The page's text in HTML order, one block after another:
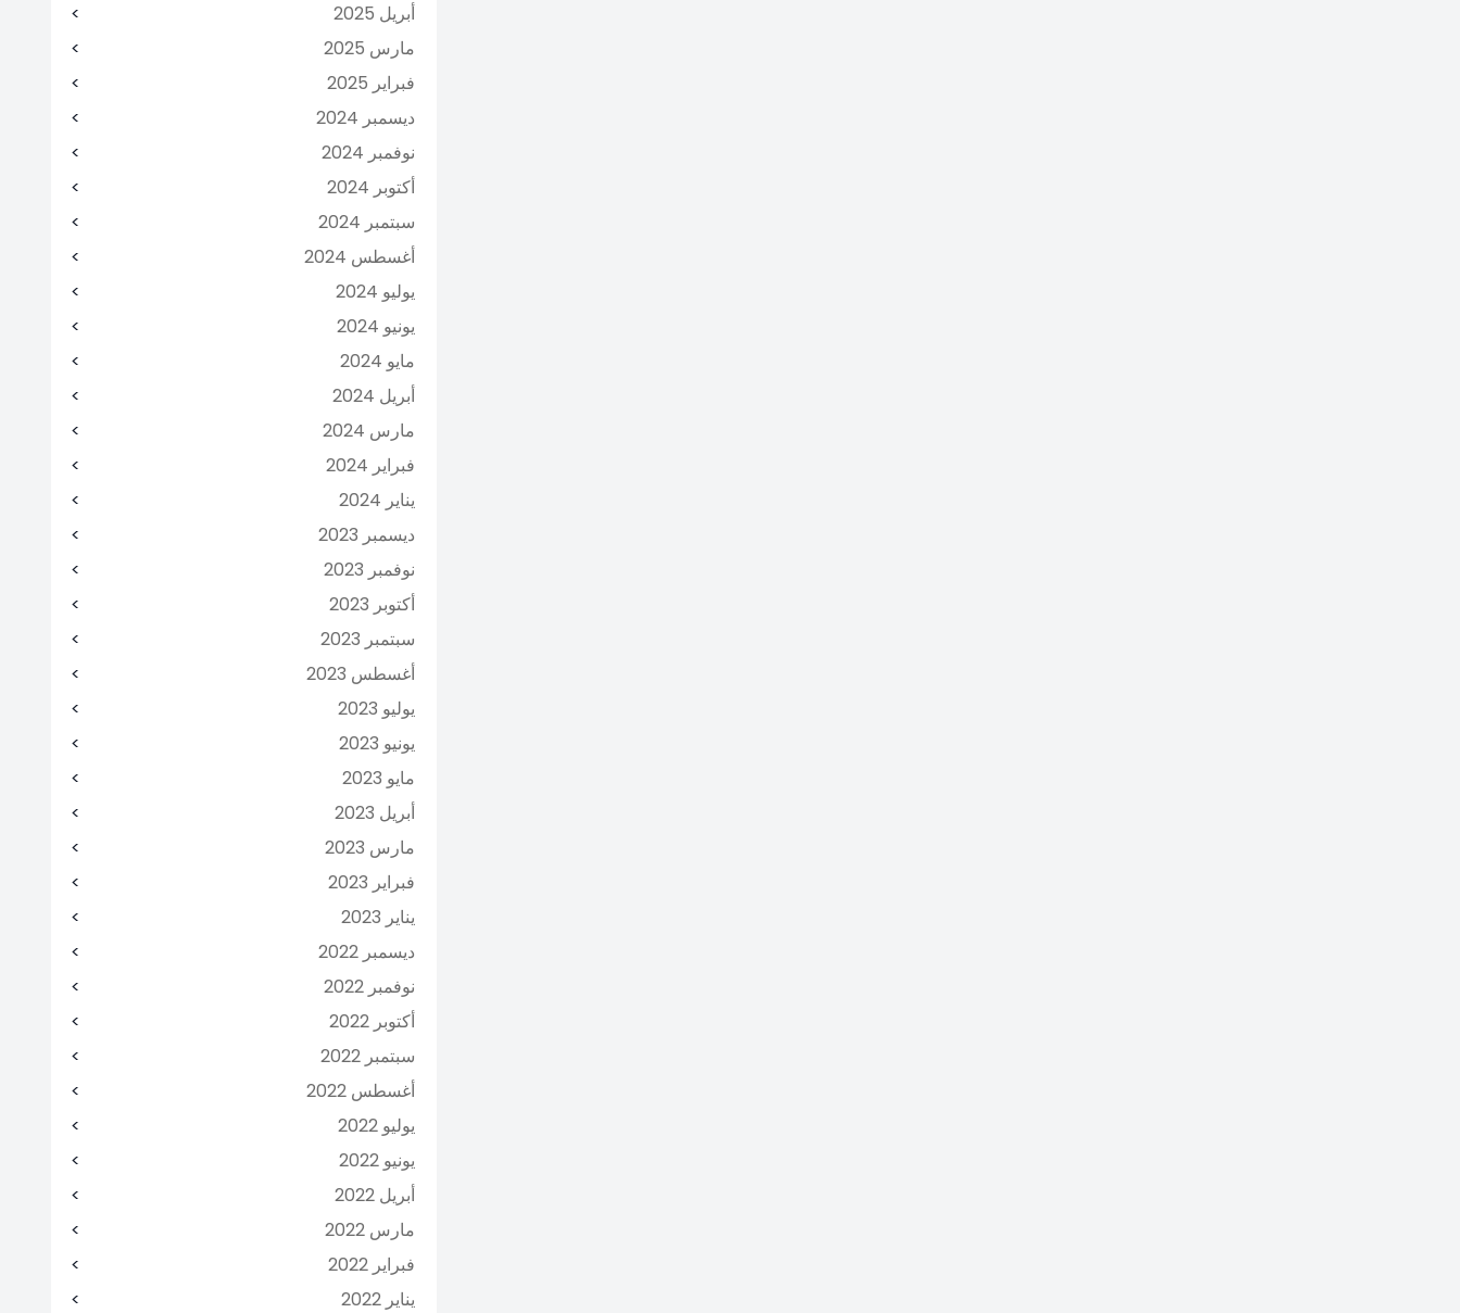
أبريل 2025
مارس 2025
فبراير 2025
ديسمبر 2024
نوفمبر 2024
أكتوبر 2024
سبتمبر 2024
أغسطس 2024
يوليو 2024
يونيو 2024
مايو 2024
أبريل 2024
مارس 2024
فبراير 2024
يناير 2024
ديسمبر 2023
نوفمبر 2023
أكتوبر 2023
سبتمبر 2023
أغسطس 2023
يوليو 2023
يونيو 2023
مايو 2023
أبريل 2023
مارس 2023
فبراير 2023
يناير 2023
ديسمبر 2022
نوفمبر 2022
أكتوبر 2022
سبتمبر 2022
أغسطس 2022
يوليو 2022
يونيو 2022
أبريل 2022
مارس 2022
فبراير 2022
يناير 2022